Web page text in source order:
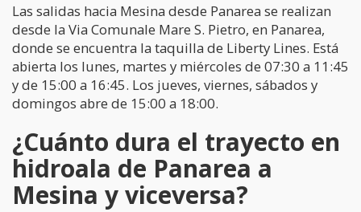
Las salidas hacia Mesina desde Panarea se realizan
desde la Via Comunale Mare S. Pietro, en Panarea,
donde se encuentra la taquilla de Liberty Lines. Está
abierta los lunes, martes y miércoles de 07:30 a 11:45
y de 15:00 a 16:45. Los jueves, viernes, sábados y
domingos abre de 15:00 a 18:00.
¿Cuánto dura el trayecto en
hidroala de Panarea a
Mesina y viceversa?